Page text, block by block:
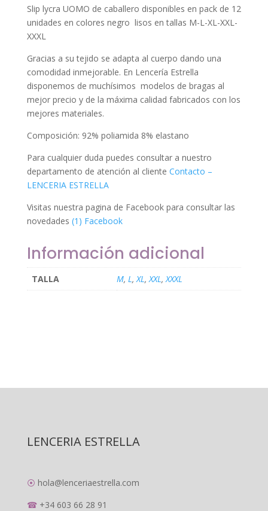
M-
L-
XL-
XXL-
cantidad
Slip lycra UOMO de caballero disponibles en pack de 12
unidades en colores negro lisos en tallas M-L-XL-XXL-
XXXL
Gracias a su tejido se adapta al cuerpo dando una
comodidad inmejorable. En Lencería Estrella
disponemos de muchísimos modelos de bragas al
mejor precio y de la máxima calidad fabricados con los
mejores materiales.
Composición: 92% poliamida 8% elastano
Para cualquier duda puedes consultar a nuestro
departamento de atención al cliente Contacto –
LENCERIA ESTRELLA
Visitas nuestra pagina de Facebook para consultar las
novedades (1) Facebook
Información adicional
TALLA M, L,XL,XXL,XXXL
LENCERIA ESTRELLA
⦿ hola@lenceriaestrella.com
☎+34 603 66 28 91